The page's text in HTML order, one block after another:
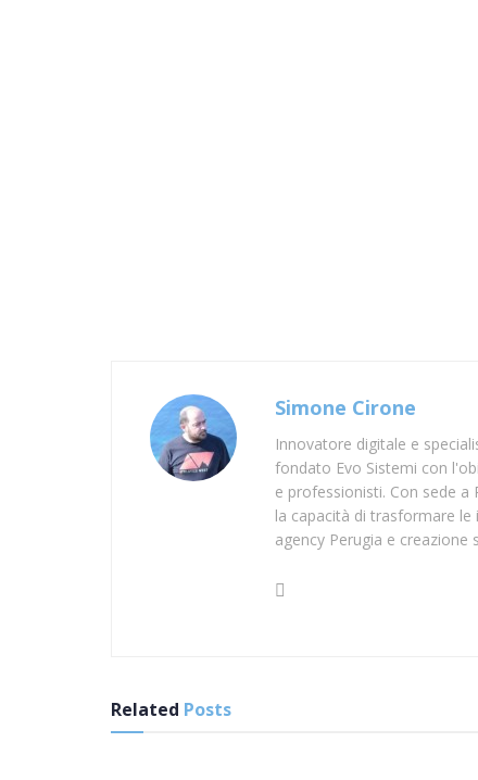
Simone Cirone
Innovatore digitale e
fondato Evo Sistemi con
e professionisti. Con sede a
la capacità di trasformare le
agency Perugia e creazione
Related Posts